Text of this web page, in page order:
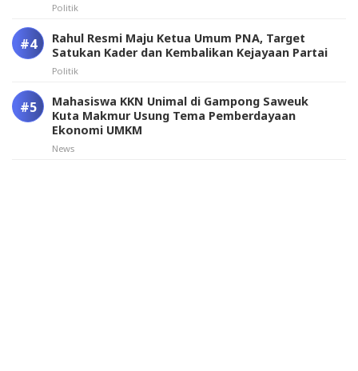
Politik
Rahul Resmi Maju Ketua Umum PNA, Target
Satukan Kader dan Kembalikan Kejayaan Partai
Politik
Mahasiswa KKN Unimal di Gampong Saweuk
Kuta Makmur Usung Tema Pemberdayaan
Ekonomi UMKM
News